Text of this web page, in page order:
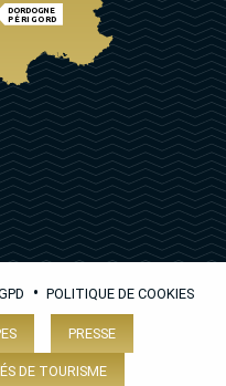
DORDOGNE
PÉRIGORD
• POLITIQUE DE COOKIES
PRESSE
DE TOURISME